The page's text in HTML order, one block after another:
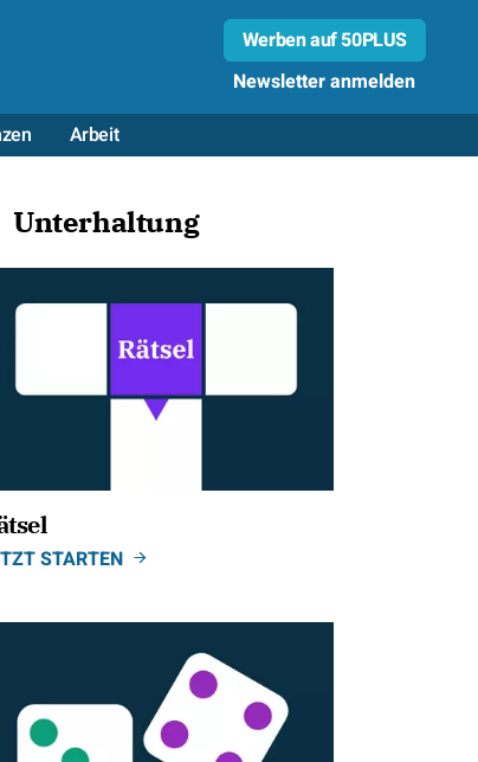
Werben auf 50PLUS
Newsletter anmelden
Arbeit
Unterhaltung
STARTEN